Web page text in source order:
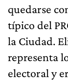
quedarse
típico del
la Ciudad.
representa
electoral y